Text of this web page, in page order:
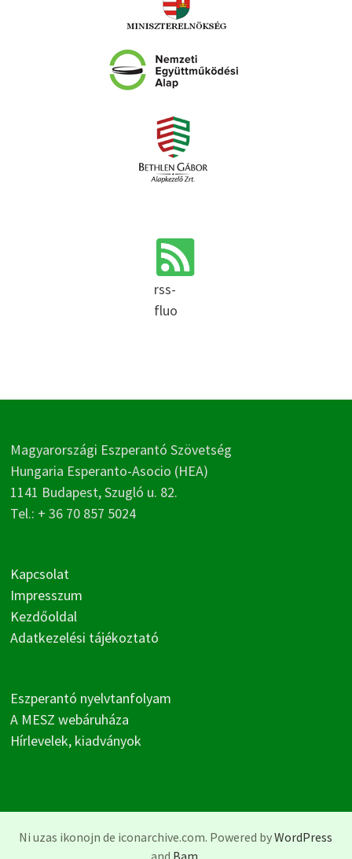
rss-
fluo
Magyarországi Eszperantó Szövetség
Hungaria Esperanto-Asocio (HEA)
1141 Budapest, Szugló u. 82.
Tel.: + 36 70 857 5024
Kapcsolat
Impresszum
Kezdőoldal
Adatkezelési tájékoztató
Eszperantó nyelvtanfolyam
A MESZ webáruháza
Hírlevelek, kiadványok
Ni uzas ikonojn de iconarchive.com. Powered byWordPress
and Bam